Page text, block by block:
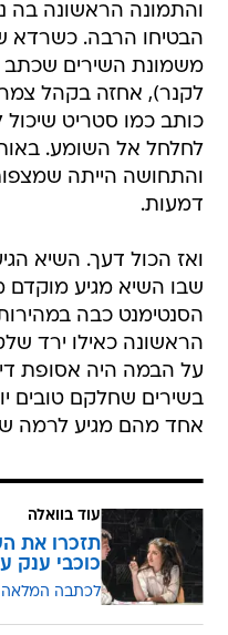
והתמונה הראשונה בה
הבטיחו הרבה.
משמונת השירים שכתב
לקנר), אחזה בקהל
כותב כמו סטריט
לחלחל אל השומע.
דמעות.
ואז הכול דעך. השיא
שבו השיא מגיע מוקדם
הסנטימנט כבה
הראשונה כאילו ירד
על הבמה היה אסופת
בשירים שחלקם טובים
אחד מהם מגיע לרמה
עוד בוואלה
תזכרו את
כוכבי ענק
לכתבה המלאה